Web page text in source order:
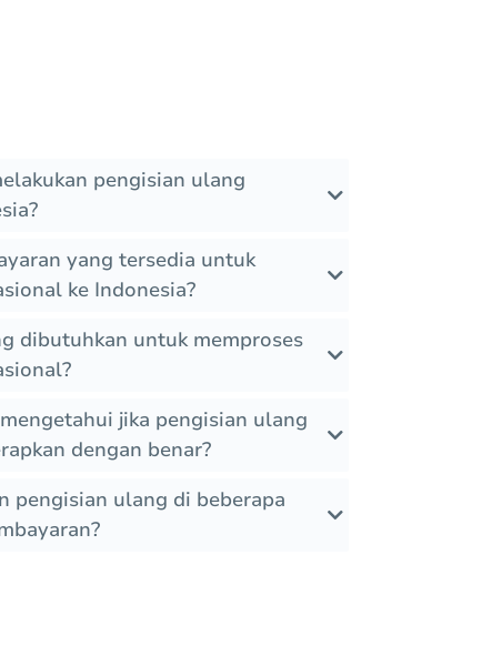
pengisian ulang
yang tersedia untuk
ke Indonesia?
dibutuhkan untuk memproses
jika pengisian ulang
dengan benar?
pengisian ulang di beberapa